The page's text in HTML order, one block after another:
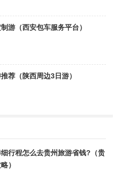
游（西安包车服务平台）
荐（陕西周边3日游）
行程怎么去贵州旅游省钱?（贵
）